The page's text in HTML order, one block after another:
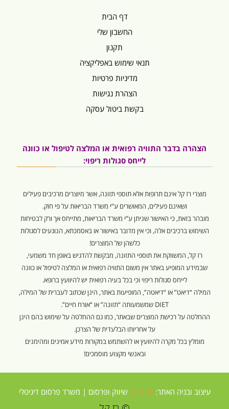
דף הבית
החשבון שלי
תקנון
תנאי שימוש באפליקציה
מדיניות פרטיות
הצהרת נגישות
בקשת ביטול עסקה
הצהרה בדבר התוויה רפואית או המלצה לטיפול או כוונה
לייחס סגולות ריפוי:
מוצרי רז קל אינם תרופות אלא תוספי תזונה, אשר מיוצרים מרכיבים פעילים
ושאינם פעילים, המאושרים ע”י משרד הבריאות על פי חוק.
מובהר בזאת, כי האישור שניתן ע”י משרד הבריאות, מתייחס אך ורק לבטיחות
השימוש ברכיבים אלה, וכי אין מדובר באישור או באסמכתא, הנוגעים לסגולות
כלשהן של המוצרים!
רז קל, המשווקת את תוספי התזונה, מבקשת להדגיש באופן חד משמעי,
שבמידע המופיע באתר אין משום התוויה רפואית או המלצה לטיפול או כוונה
לייחס סגולות ריפוי וכי בכל בעיה רפואית יש להיוועץ ברופא.
המילה “דיאט” או “דיאטה”, המופיעות באתר, הינן שכתוב לעברית של המילה,
DIET שמשמעותה “תזונה” או “אורח חיים”.
ההחלטה על רכישת המוצרים שבאתר, כמו גם ההחלטה על שימוש בהם הינן
על אחריותו הבלעדית של הצרכן.
מומלץ בכל מקרה להיוועץ או להשתמש במקורות מידע אמינים ומהימנים
ובאנשי מקצוע מוסמכים!
עיצוב ובניה האתר:יוני מלכי שיווק ופרסום | משרד פרסום דיגיטלי